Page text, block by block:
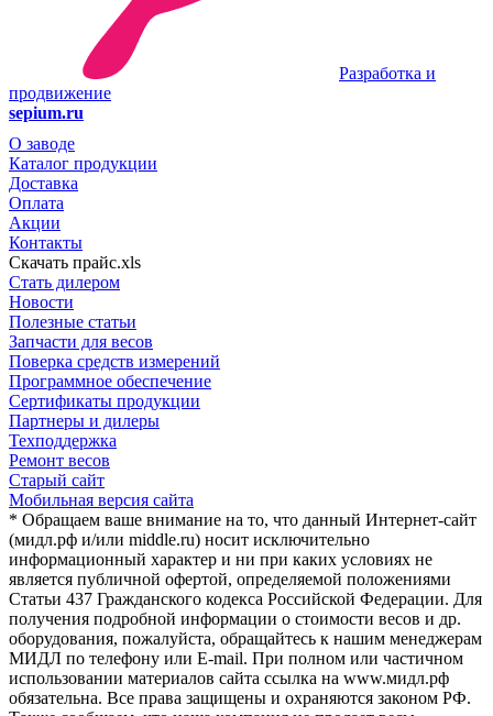
Разработка и
продвижение
sepium.ru
О заводе
Каталог продукции
Доставка
Оплата
Акции
Контакты
Скачать прайс.xls
Стать дилером
Новости
Полезные статьи
Запчасти для весов
Поверка средств измерений
Программное обеспечение
Сертификаты продукции
Партнеры и дилеры
Техподдержка
Ремонт весов
Старый сайт
Мобильная версия сайта
* Обращаем ваше внимание на то, что данный Интернет-сайт
(мидл.рф и/или middle.ru) носит исключительно
информационный характер и ни при каких условиях не
является публичной офертой, определяемой положениями
Статьи 437 Гражданского кодекса Российской Федерации. Для
получения подробной информации о стоимости весов и др.
оборудования, пожалуйста, обращайтесь к нашим менеджерам
МИДЛ по телефону или E-mail. При полном или частичном
использовании материалов сайта ссылка на www.мидл.рф
обязательна. Все права защищены и охраняются законом РФ.